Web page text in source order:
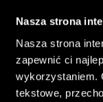
Nasza strona
Nasza strona
zapewnić ci
wykorzystaniem.
tekstowe,